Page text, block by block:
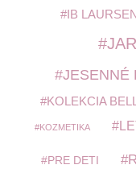
IB
JESENNÉ
KOLEKCIA
KOZMETIKA
PRE DETI